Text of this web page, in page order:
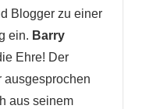
Blogger zu einer
ein. Barry
Ehre! Der
ausgesprochen
aus seinem